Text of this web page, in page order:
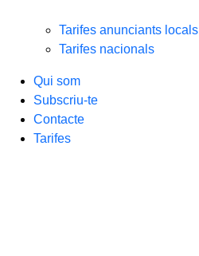
Tarifes anunciants locals
Tarifes nacionals
Qui som
Subscriu-te
Contacte
Tarifes